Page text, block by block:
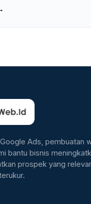
Ads, pembuatan
bantu bisnis
prospek yang